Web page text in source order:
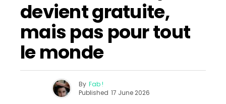
devient gratuite,
mais pas pour tout
le monde
By Fab !
Published 17 June 2026